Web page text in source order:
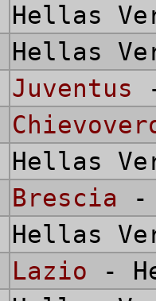
Hellas
Hellas
Juventus
Hellas
Brescia -
Hellas
Lazio -